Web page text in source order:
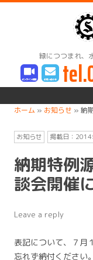
緑につつまれ、
ホーム » お知らせ » 納
お知らせ 掲載日： 2014
納期特例
談会開催
Leave a reply
表記について、７月
忘れず納付ください。